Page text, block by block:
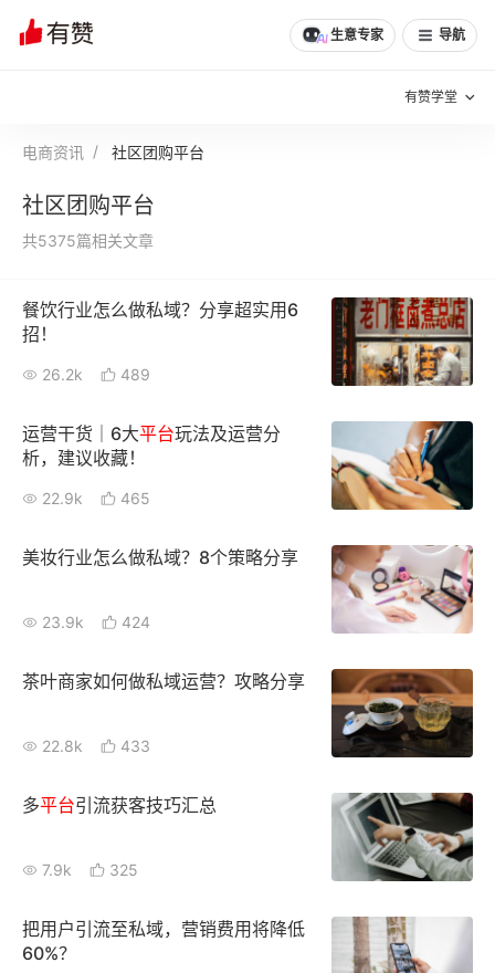
生意专家 导航
有赞学堂
私域日历
有赞成功案例 新零售最佳实践
面对面聊增长
有赞春季发布会 实干家直播间
新零售大会
AllValue 战略合作
增长产品指南
智库 产品场景库
新零售资讯
培训课程
电商资讯 社区团购平台
社区团购平台
共5375篇相关文章
餐饮行业怎么做私域？分享超实用6
招！
26.2k 489
运营干货｜6大平台玩法及运营分
析，建议收藏！
22.9k 465
美妆行业怎么做私域？8个策略分享
23.9k 424
茶叶商家如何做私域运营？攻略分享
22.8k 433
多平台引流获客技巧汇总
7.9k 325
把用户引流至私域，营销费用将降低
60%？